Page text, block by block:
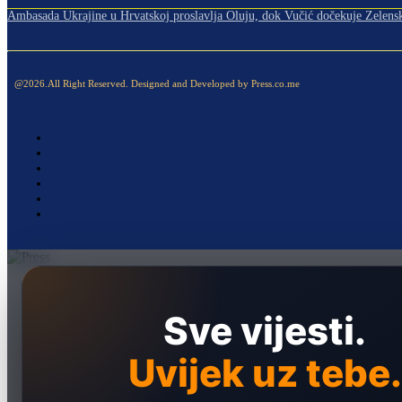
Ambasada Ukrajine u Hrvatskoj proslavlja Oluju, dok Vučić dočekuje
@2026.All Right Reserved. Designed and Developed by Press.co.me
Sve vijesti.
Uvijek uz tebe.